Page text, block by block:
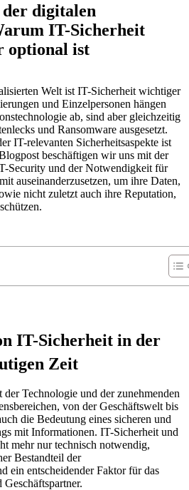
digitalen
IT-Sicherheit
optional ist
Welt ist IT-Sicherheit wichtiger
und Einzelpersonen hängen
ab, sind aber gleichzeitig
und Ransomware ausgesetzt.
IT-relevanten Sicherheitsaspekte ist
beschäftigen wir uns mit der
Security und der Notwendigkeit für
auseinanderzusetzen, um ihre Daten,
nicht zuletzt auch ihre Reputation,
IT-Sicherheit in der
Zeit
Technologie und der zunehmenden
von der Geschäftswelt bis
die Bedeutung eines sicheren und
mit Informationen. IT-Sicherheit und
mehr nur technisch notwendig,
Bestandteil der
ein entscheidender Faktor für das